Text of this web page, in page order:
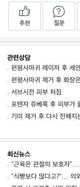
추천 질문
관련상담
편평사마귀 레이저 후 세
편평사마귀 제거 후 화장
서브시전 피부 처짐
포텐자 쥬베룩 후 피부가
기미 제거 후 다시 진해지
최신뉴스
"식빵보다 많다고?"… 의